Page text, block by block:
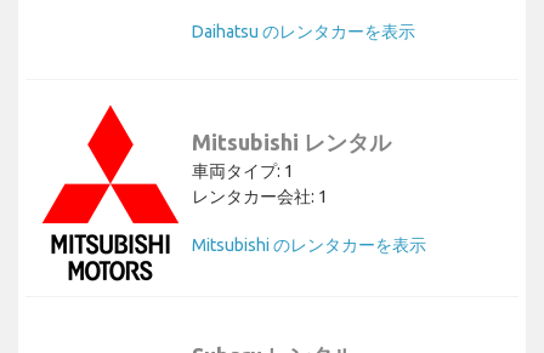
Daihatsu のレンタカーを表示
Mitsubishi レンタル
車両タイプ: 1
レンタカー会社: 1
Mitsubishi のレンタカーを表示